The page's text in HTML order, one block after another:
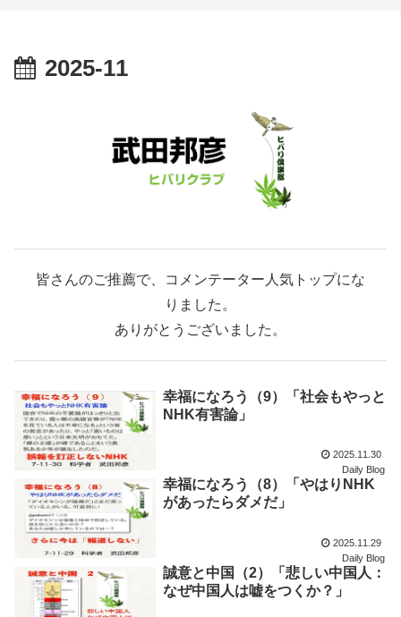
2025-11
皆さんのご推薦で、コメンテーター人気トップにな
りました。
ありがとうございました。
幸福になろう（9）「社会もやっと
NHK有害論」
2025.11.30
Daily Blog
幸福になろう（8）「やはりNHK
があったらダメだ」
2025.11.29
Daily Blog
誠意と中国（2）「悲しい中国人：
なぜ中国人は嘘をつくか？」